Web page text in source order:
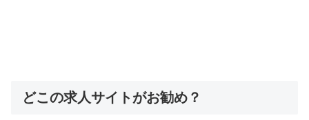
どこの求人サイトがお勧め？